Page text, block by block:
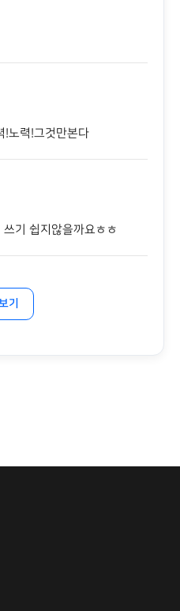
!노력!그것만본다
기 쉽지않을까요ㅎㅎ
기